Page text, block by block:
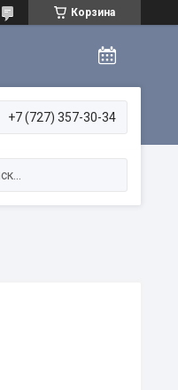
Корзина
+7 (727) 357-30-34